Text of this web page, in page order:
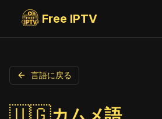
Free IPTV
言語に戻る